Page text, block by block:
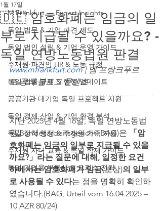
M Frankfurt — Expert Insights
독일 법무 & 기업 파견 제도
독일 법인 설립 & 기업 운영 가이드
주재원·파견인 HR & 노동 규정
독일 법률·규제 & 행정 업데이트
공공기관·대기업 독일 프로젝트 지원
독일 경제·산업 & 기업 환경 분석
독일 정착 행정 & 주재원 가족 지원
주재원 자녀 교육 & 독일 학제 가이드
독일 기업용 부동산 & 오피스 전략
🇩🇪 암호화폐는 임금의 일
부로 지급될 수 있을까요? -
독일 연방노동법원 판결
1월 17일
www.mfrankfurt.com | 엠 프랑크푸르
트 공식 블로그 콘텐츠
지난 2025년 4월 16일, 독일 연방노동법
원(Bundesarbeitsgericht, BAG)은
「암
호화폐는 임금의 일부로 지급될 수 있을
까요?」라는 질문에 대해, 일정한 요건
하에서는 암호화폐가 임금(보상)의 일부
로 사용될 수 있다는 점을 명확히 확인하
였습니다.(BAG, Urteil vom 16.04.2025 –
10 AZR 80/24)